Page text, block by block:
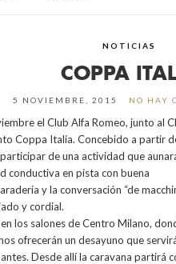
NOTICIAS
COPPA
5 NOVIEMBRE, 2015 NO HAY
el Club Alfa Romeo, junto al
Coppa Italia. Concebido a partir
de una actividad que
conductiva en pista con buena
y la conversación “de
y cordial.
los salones de Centro Milano,
ofrecerán un desayuno que
Desde allí la caravana partirá